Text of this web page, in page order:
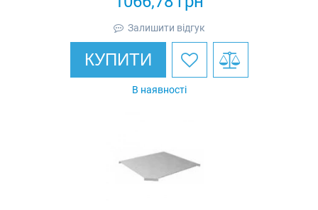
Залишити відгук
КУПИТИ
В наявності